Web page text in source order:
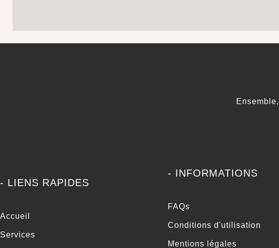
- LIENS RAPIDES
Accueil
Services
- INFORMATIONS
FAQs
Conditions d'utilisation
Mentions légales